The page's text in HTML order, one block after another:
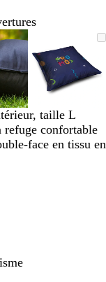
Image
au
Cliquez
pour
Utilisez
les
touches
plus
moins
pour
zoomer
taille L
refuge confortable
face en tissu en